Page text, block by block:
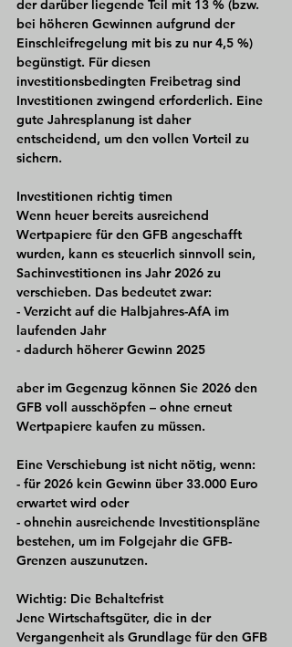
der darüber liegende Teil mit 13 % (bzw.
bei höheren Gewinnen aufgrund der
Einschleifregelung mit bis zu nur 4,5 %)
begünstigt. Für diesen
investitionsbedingten Freibetrag sind
Investitionen zwingend erforderlich. Eine
gute Jahresplanung ist daher
entscheidend, um den vollen Vorteil zu
sichern.
Investitionen richtig timen
Wenn heuer bereits ausreichend
Wertpapiere für den GFB angeschafft
wurden, kann es steuerlich sinnvoll sein,
Sachinvestitionen ins Jahr 2026 zu
verschieben. Das bedeutet zwar:
- Verzicht auf die Halbjahres-AfA im
laufenden Jahr
- dadurch höherer Gewinn 2025
aber im Gegenzug können Sie 2026 den
GFB voll ausschöpfen – ohne erneut
Wertpapiere kaufen zu müssen.
Eine Verschiebung ist nicht nötig, wenn:
- für 2026 kein Gewinn über 33.000 Euro
erwartet wird oder
- ohnehin ausreichende Investitionspläne
bestehen, um im Folgejahr die GFB-
Grenzen auszunutzen.
Wichtig: Die Behaltefrist
Jene Wirtschaftsgüter, die in der
Vergangenheit als Grundlage für den GFB